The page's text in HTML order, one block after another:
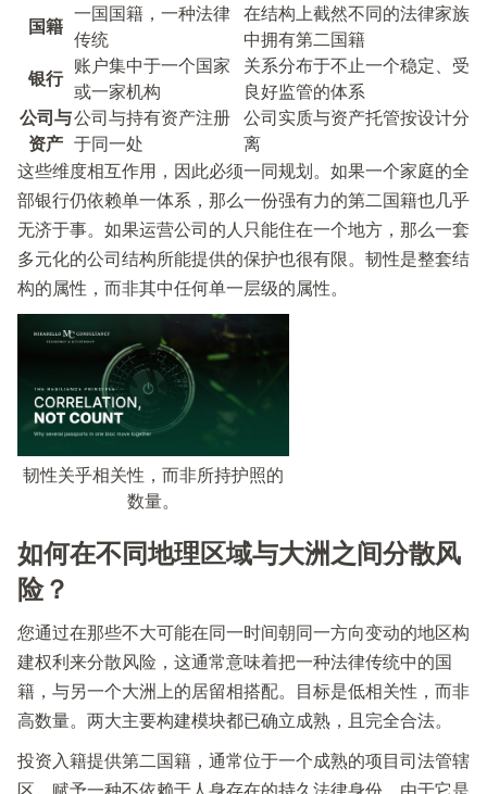
国籍
一国国籍，一种法律
传统
在结构上截然不同的法律家族
中拥有第二国籍
银行
账户集中于一个国家
或一家机构
关系分布于不止一个稳定、受
良好监管的体系
公司与
资产
公司与持有资产注册
于同一处
公司实质与资产托管按设计分
离
这些维度相互作用，因此必须一同规划。如果一个家庭的全
部银行仍依赖单一体系，那么一份强有力的第二国籍也几乎
无济于事。如果运营公司的人只能住在一个地方，那么一套
多元化的公司结构所能提供的保护也很有限。韧性是整套结
构的属性，而非其中任何单一层级的属性。
韧性关乎相关性，而非所持护照的
数量。
如何在不同地理区域与大洲之间分散风
险？
您通过在那些不大可能在同一时间朝同一方向变动的地区构
建权利来分散风险，这通常意味着把一种法律传统中的国
籍，与另一个大洲上的居留相搭配。目标是低相关性，而非
高数量。两大主要构建模块都已确立成熟，且完全合法。
投资入籍提供第二国籍，通常位于一个成熟的项目司法管辖